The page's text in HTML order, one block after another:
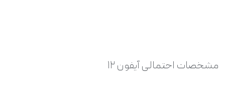
مشخصات احتمالی آیفون ۱۲